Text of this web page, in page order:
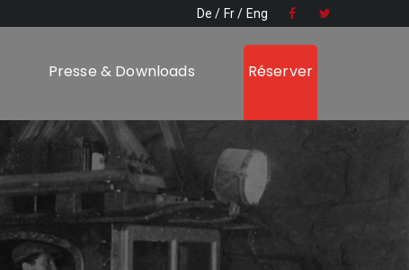
De Fr Eng
Presse & Downloads Réserver